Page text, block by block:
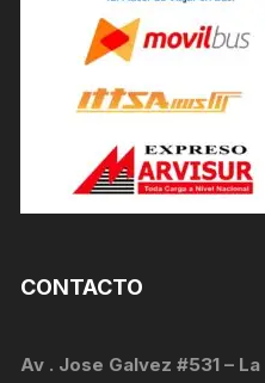
CONTACTO
Av . Jose Galvez #531 –